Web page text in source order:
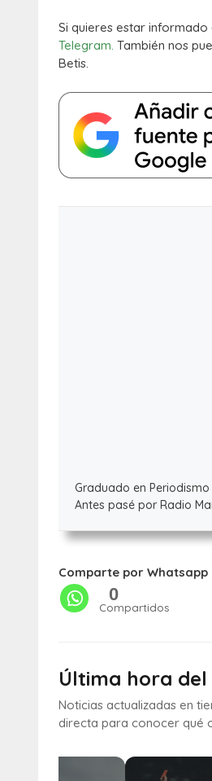
Si quieres estar informado
Telegram. También nos
Betis.
Graduado en
Antes pasé por Radio
Comparte por
0
Compartidos
Última hora del
Noticias actualizadas en
directa para conocer qué